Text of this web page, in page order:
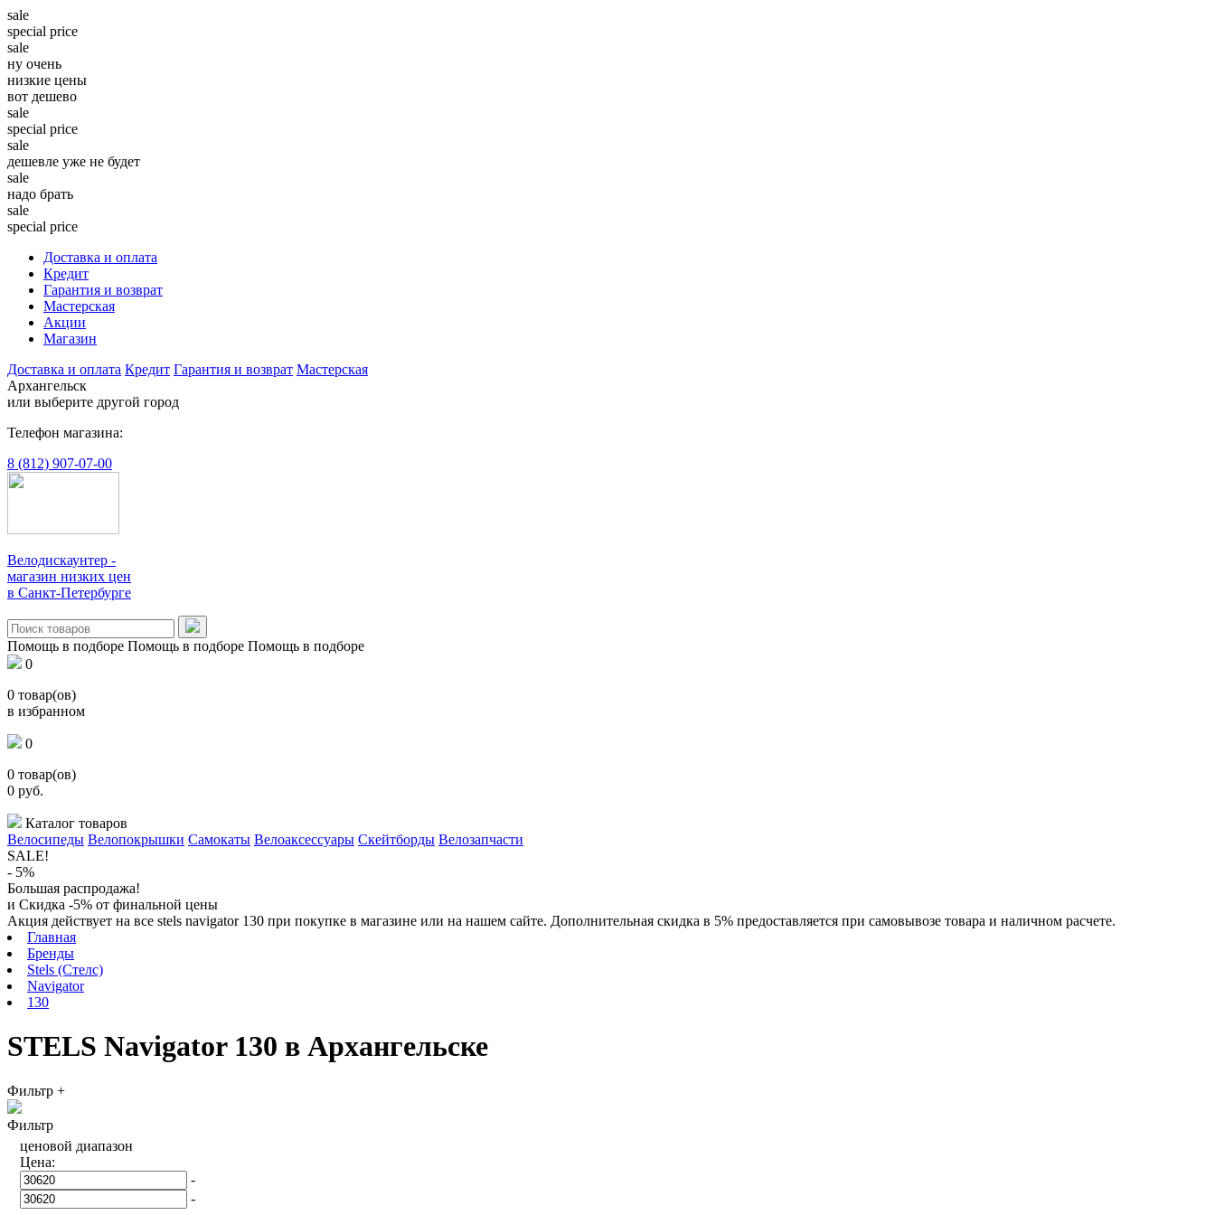
sale
special price
sale
ну очень
низкие цены
вот дешево
sale
special price
sale
дешевле уже не будет
sale
надо брать
sale
special price
Доставка и оплата
Кредит
Гарантия и возврат
Мастерская
Акции
Магазин
Доставка и оплата Кредит Гарантия и возврат Мастерская
Архангельск
или выберите другой город
Телефон магазина:
8 (812) 907-07-00
Велодискаунтер -
магазин низких цен
в Санкт-Петербурге
Помощь в подборе Помощь в подборе Помощь в подборе
0
0 товар(ов)
в избранном
0
0 товар(ов)
0 руб.
Каталог товаров
Велосипеды Велопокрышки Самокаты Велоаксессуары Скейтборды Велозапчасти
SALE!
- 5%
Большая распродажа!
и Скидка -5% от финальной цены
Акция действует на все stels navigator 130 при покупке в магазине или на нашем сайте. Дополнительная скидка в 5% предоставляется при самовывозе товара и наличном расчете.
Главная
Бренды
Stels (Стелс)
Navigator
130
STELS Navigator 130 в Архангельске
Фильтр +
Фильтр
ценовой диапазон
Цена:
-
-